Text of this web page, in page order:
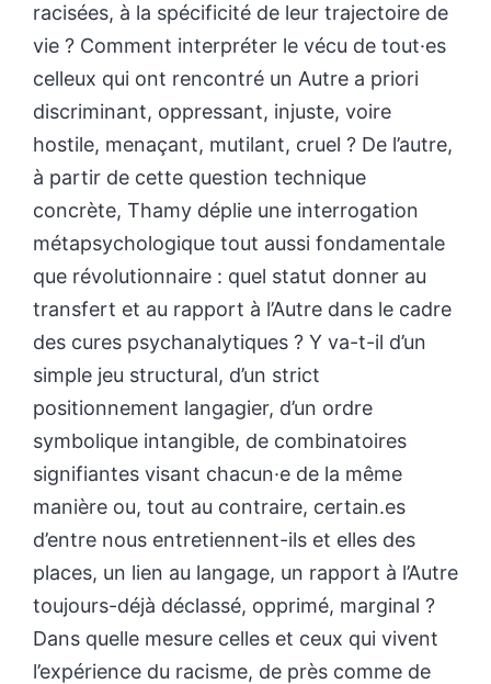
racisées, à la spécificité de leur trajectoire de
vie ? Comment interpréter le vécu de tout·es
celleux qui ont rencontré un Autre a priori
discriminant, oppressant, injuste, voire
hostile, menaçant, mutilant, cruel ? De l’autre,
à partir de cette question technique
concrète, Thamy déplie une interrogation
métapsychologique tout aussi fondamentale
que révolutionnaire : quel statut donner au
transfert et au rapport à l’Autre dans le cadre
des cures psychanalytiques ? Y va-t-il d’un
simple jeu structural, d’un strict
positionnement langagier, d’un ordre
symbolique intangible, de combinatoires
signifiantes visant chacun·e de la même
manière ou, tout au contraire, certain.es
d’entre nous entretiennent-ils et elles des
places, un lien au langage, un rapport à l’Autre
toujours-déjà déclassé, opprimé, marginal ?
Dans quelle mesure celles et ceux qui vivent
l’expérience du racisme, de près comme de